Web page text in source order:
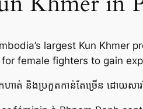
largest Kun
female fighters to gain
ត់ និងប្រកួតកាន់តែច្រើន ដោយសារ